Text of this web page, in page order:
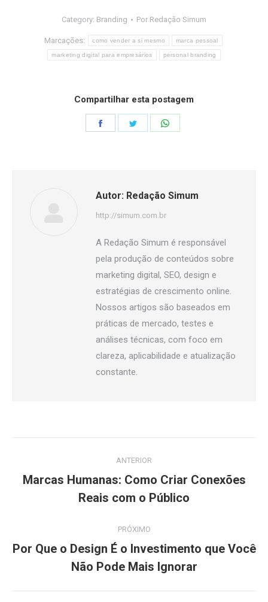
Category: Branding Por Redação Simum
Marcações: como vender a si mesmo marca pessoal
marketing digital para empresários personal branding
Compartilhar esta postagem
Autor: Redação Simum
http://simum.com.br
A Redação Simum é responsável
pela produção de conteúdos sobre
marketing digital, SEO, design e
estratégias de crescimento online.
Nossos artigos são baseados em
práticas de mercado, testes e
análises técnicas, com foco em
clareza, aplicabilidade e atualização
constante.
de
ANTERIOR
Post
anterior:
Marcas Humanas: Como Criar Conexões
Reais com o Público
PRÓXIMO
Próximo
post:
Por Que o Design É o Investimento que Você
Não Pode Mais Ignorar